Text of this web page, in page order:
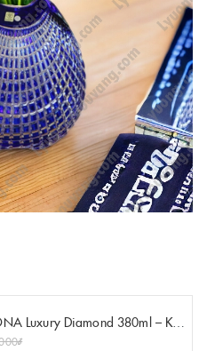
Bộ 04 Ly Whisky RONA Luxury Diamond 380ml – Kiệt Tác Pha Lê Mang Vẻ Đẹp Kim Cương